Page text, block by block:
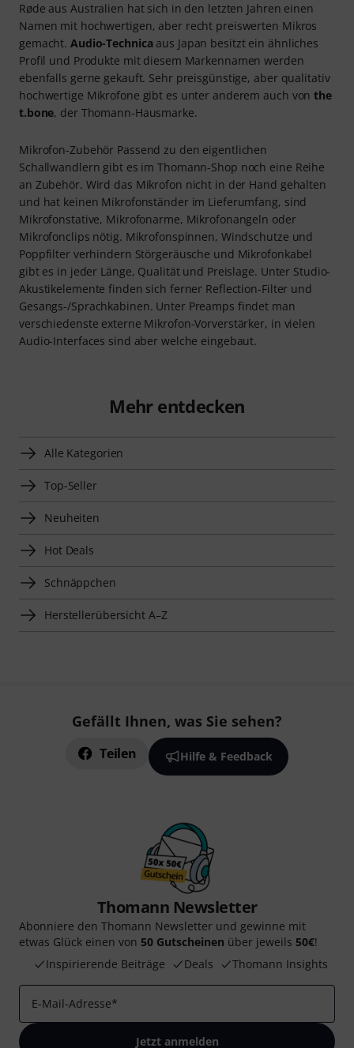
Røde aus Australien hat sich in den letzten Jahren einen
Namen mit hochwertigen, aber recht preiswerten Mikros
gemacht.Audio-Technicaaus Japan besitzt ein ähnliches
Profil und Produkte mit diesem Markennamen werden
ebenfalls gerne gekauft. Sehr preisgünstige, aber qualitativ
hochwertige Mikrofone gibt es unter anderem auch vonthe
t.bone, der Thomann-Hausmarke.
Mikrofon-Zubehör Passend zu den eigentlichen
Schallwandlern gibt es im Thomann-Shop noch eine Reihe
an Zubehör. Wird das Mikrofon nicht in der Hand gehalten
und hat keinen Mikrofonständer im Lieferumfang, sind
Mikrofonstative, Mikrofonarme, Mikrofonangeln oder
Mikrofonclips nötig. Mikrofonspinnen, Windschutze und
Poppfilter verhindern Störgeräusche und Mikrofonkabel
gibt es in jeder Länge, Qualität und Preislage. Unter Studio-
Akustikelemente finden sich ferner Reflection-Filter und
Gesangs-/Sprachkabinen. Unter Preamps findet man
verschiedenste externe Mikrofon-Vorverstärker, in vielen
Audio-Interfaces sind aber welche eingebaut.
Mehr entdecken
Alle Kategorien
Top-Seller
Neuheiten
Hot Deals
Schnäppchen
Herstellerübersicht A–Z
Gefällt Ihnen, was Sie sehen?
Teilen Hilfe & Feedback
Thomann Newsletter
Abonniere den Thomann Newsletter und gewinne mit
etwas Glück einen von 50 Gutscheinen über jeweils 50€!
Inspirierende Beiträge
Deals Thomann Insights
E-Mail-Adresse*
Jetzt anmelden